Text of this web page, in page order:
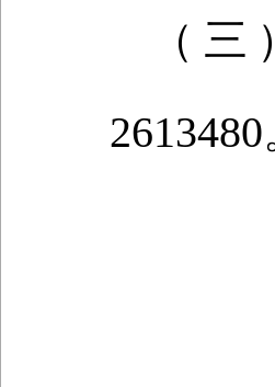
（
2613480